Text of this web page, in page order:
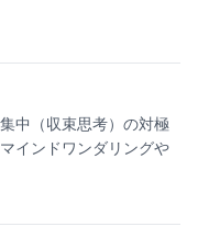
中（収束思考）の対極
インドワンダリングや